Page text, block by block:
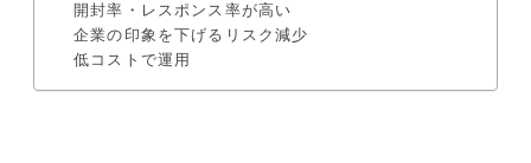
開封率・レスポンス率が高い
企業の印象を下げるリスク減少
低コストで運用